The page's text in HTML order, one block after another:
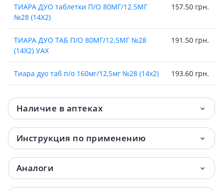
ТИАРА ДУО таблетки П/О 80МГ/12.5МГ
№28 (14Х2)
157.50 грн.
ТИАРА ДУО ТАБ П/О 80МГ/12.5МГ №28
(14Х2) УАХ
191.50 грн.
Тиара дуо таб п/о 160мг/12,5мг №28 (14х2) 193.60 грн.
Тиара соло таблетки п/о 160мг №28 200.60 грн.
Тиара дуо таб п/о 160мг/25мг №28 (7х4) 230.60 грн.
ТИАРА ДУО ТАБ П/О 160МГ/25МГ №28
(14Х2)
242.70 грн.
(14Х2) УАХ
Наличие в аптеках
Инструкция по применению
Аналоги